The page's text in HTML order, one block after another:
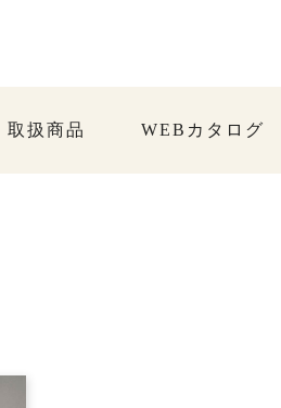
取扱商品 WEBカタログ